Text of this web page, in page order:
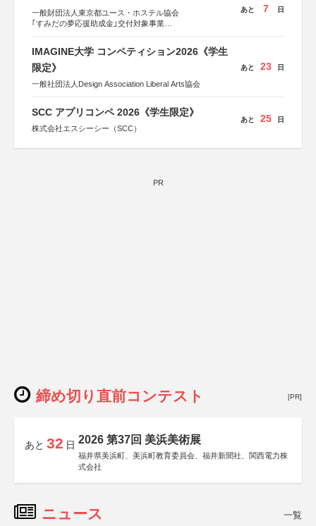
一般財団法人東京都ユース・ホステル協会
｢すみだの夢応援助成金｣交付対象事業
あと 7 日
IMAGINE大学 コンペティション2026《学生
限定》
一般社団法人Design Association Liberal Arts協会
あと 23 日
SCC アプリコンペ 2026《学生限定》
株式会社エスシーシー（SCC）
あと 25 日
PR
締め切り直前コンテスト [PR]
あと 32 日 2026 第37回 美浜美術展
福井県美浜町、美浜町教育委員会、福井新聞社、関西電力株
式会社
ニュース 一覧